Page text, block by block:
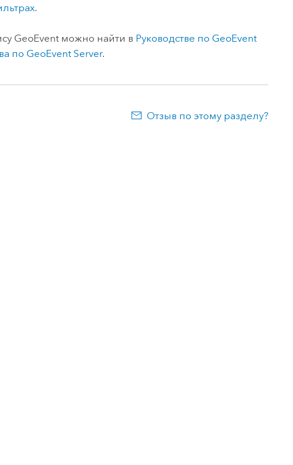
.
GeoEvent можно найти в Руководстве по GeoEvent
по GeoEvent Server.
Отзыв по этому разделу?